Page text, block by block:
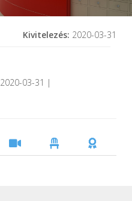
Kivitelezés: 2020-03-31
2020-03-31 |